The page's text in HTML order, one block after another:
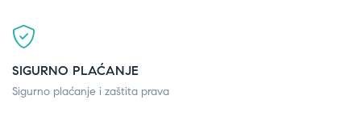
SIGURNO PLAĆANJE
Sigurno plaćanje i zaštita prava